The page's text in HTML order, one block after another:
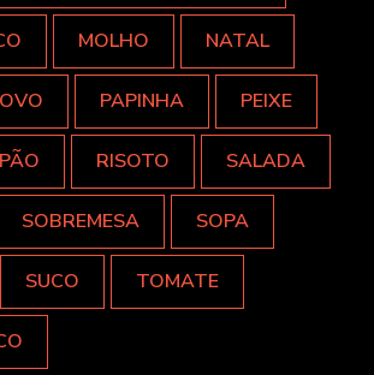
MOLHO NATAL
OVO PAPINHA PEIXE
PÃO RISOTO SALADA
SOBREMESA SOPA
SUCO TOMATE